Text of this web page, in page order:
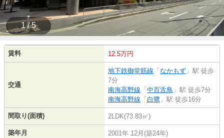
1 / 5
賃料 12.5万円
交通
地下鉄御堂筋線 「 なかもず 」駅 徒歩
7分
南海高野線 「 中百舌鳥 」駅 徒歩7分
南海高野線 「 白鷺 」駅 徒歩16分
間取り(面積) 2LDK(73.83㎡)
築年月 2001年 12月(築24年)